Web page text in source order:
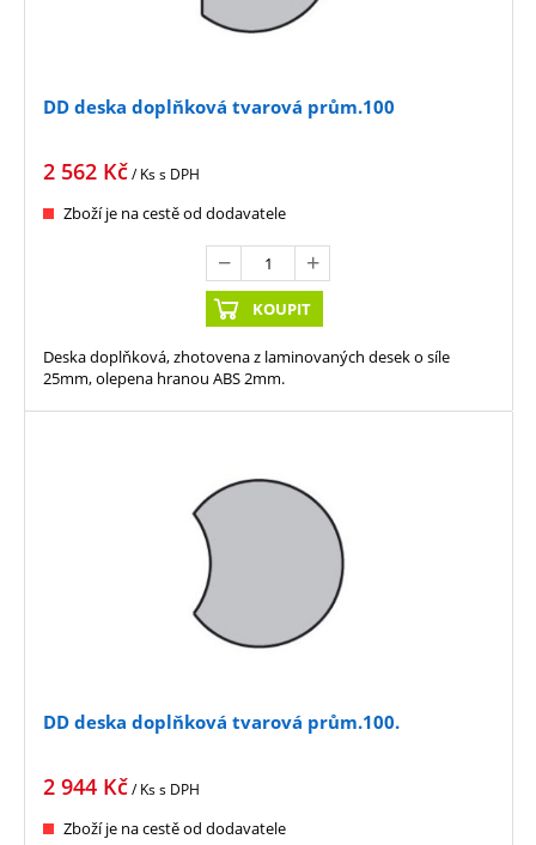
DD deska doplňková tvarová prům.100
2 562 Kč/ Kss DPH
Zboží je na cestě od dodavatele
KOUPIT
Deska doplňková, zhotovena z laminovaných desek o síle
25mm, olepena hranou ABS 2mm.
DD deska doplňková tvarová prům.100.
2 944 Kč/ Kss DPH
Zboží je na cestě od dodavatele